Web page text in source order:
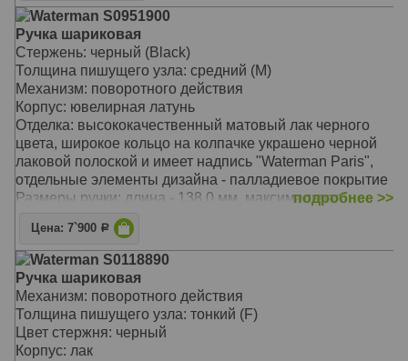
Особенности: используются стандартные стержени
для шариковых ручек Waterman.
Waterman S0951900
Ручка шариковая
Стержень: черный (Black)
Толщина пишущего узла: средний (M)
Механизм: поворотного действия
Корпус: ювелирная латунь
Отделка: высококачественный матовый лак черного
цвета, широкое кольцо на колпачке украшено черной
лаковой полоской и имеет надпись "Waterman Paris",
отдельные элементы дизайна - палладиевое покрытие
Размеры ручки: длина - 138,0 мм, максимальная
ширина (диаметр) - 13,3 мм
Вес ручки: 34 гр.
Цвет: Matte Black CT (матовый черный/зеркальный
хром )
подробнее >>
Цена: 7`900 Р
Waterman S0118890
Ручка шариковая
Механизм: поворотного действия
Толщина пишущего узла: тонкий (F)
Цвет стержня: черный
Корпус: лак